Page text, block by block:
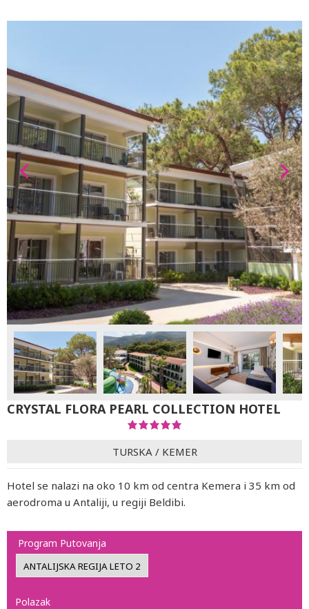
CRYSTAL FLORA PEARL COLLECTION HOTEL
TURSKA / KEMER
Hotel se nalazi na oko 10 km od centra Kemera i 35 km od
aerodroma u Antaliji, u regiji Beldibi.
Program Putovanja
Polazak